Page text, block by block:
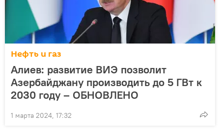
Нефть и газ
Алиев: развитие ВИЭ позволит
Азербайджану производить до 5 ГВт к
2030 году – ОБНОВЛЕНО
1 марта 2024, 17:32